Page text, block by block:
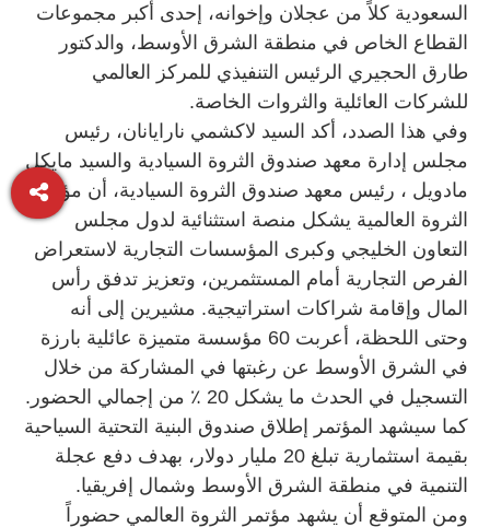
السعودية كلاً من عجلان وإخوانه، إحدى أكبر مجموعات
القطاع الخاص في منطقة الشرق الأوسط، والدكتور
طارق الحجيري الرئيس التنفيذي للمركز العالمي
للشركات العائلية والثروات الخاصة.
وفي هذا الصدد، أكد السيد لاكشمي نارايانان، رئيس
مجلس إدارة معهد صندوق الثروة السيادية والسيد مايكل
مادويل ، رئيس معهد صندوق الثروة السيادية، أن مؤتمر
الثروة العالمية يشكل منصة استثنائية لدول مجلس
التعاون الخليجي وكبرى المؤسسات التجارية لاستعراض
الفرص التجارية أمام المستثمرين، وتعزيز تدفق رأس
المال وإقامة شراكات استراتيجية. مشيرين إلى أنه
وحتى اللحظة، أعربت 60 مؤسسة متميزة عائلية بارزة
في الشرق الأوسط عن رغبتها في المشاركة من خلال
التسجيل في الحدث ما يشكل 20 ٪ من إجمالي الحضور.
كما سيشهد المؤتمر إطلاق صندوق البنية التحتية السياحية
بقيمة استثمارية تبلغ 20 مليار دولار، بهدف دفع عجلة
التنمية في منطقة الشرق الأوسط وشمال إفريقيا.
ومن المتوقع أن يشهد مؤتمر الثروة العالمي حضوراً